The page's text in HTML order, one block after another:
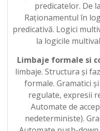
predicatelor. De
Raționamentul în
predicativă. Logici
la logicile
Limbaje formale si
limbaje. Structura și
formale. Gramatici
regulate, expresii
Automate de
nedeterministe).